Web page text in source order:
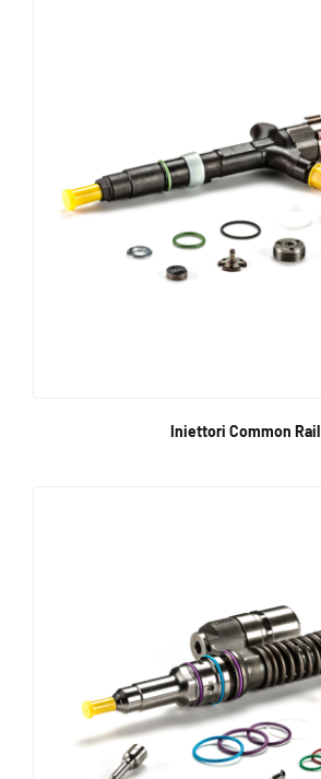
Iniettori Common Rail